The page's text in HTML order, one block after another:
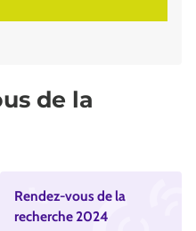
de la
Rendez-vous de la
recherche 2024